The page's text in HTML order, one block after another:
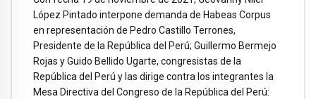
López Pintado interpone demanda de Habeas Corpus
en representación de Pedro Castillo Terrones,
Presidente de la República del Perú; Guillermo Bermejo
Rojas y Guido Bellido Ugarte, congresistas de la
República del Perú y las dirige contra los integrantes la
Mesa Directiva del Congreso de la República del Perú: